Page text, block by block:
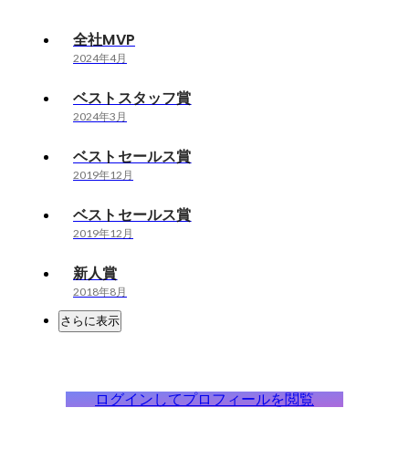
全社MVP
2024年4月
ベストスタッフ賞
2024年3月
ベストセールス賞
2019年12月
ベストセールス賞
2019年12月
新人賞
2018年8月
さらに表示
ログインしてプロフィールを閲覧